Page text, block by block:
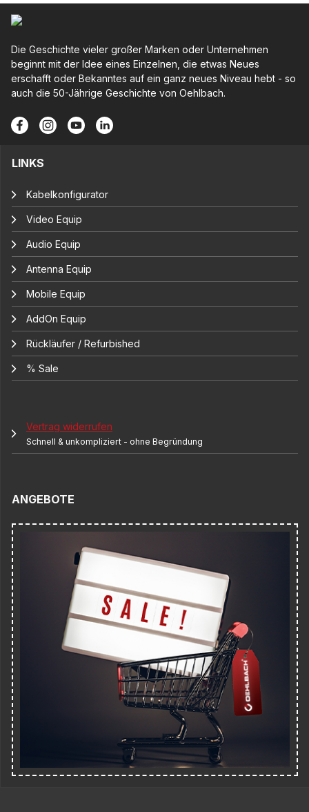
Die Geschichte vieler großer Marken oder Unternehmen
beginnt mit der Idee eines Einzelnen, die etwas Neues
erschafft oder Bekanntes auf ein ganz neues Niveau hebt - so
auch die 50-Jährige Geschichte von Oehlbach.
LINKS
Kabelkonfigurator
Video Equip
Audio Equip
Antenna Equip
Mobile Equip
AddOn Equip
Rückläufer / Refurbished
% Sale
Vertrag widerrufen
Schnell & unkompliziert - ohne Begründung
ANGEBOTE